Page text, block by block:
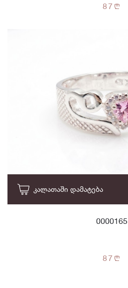
87 n
ᲙᲐᲚᲐᲗᲐᲨᲘ ᲓᲐᲛᲐᲢᲔᲑᲐ
0000165
87 n